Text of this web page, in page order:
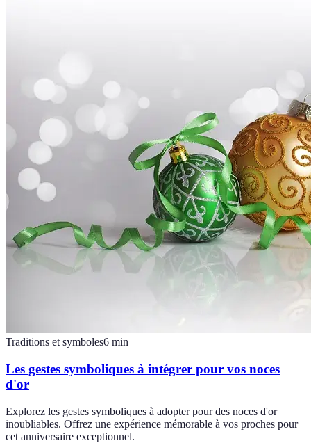
Traditions et symboles6 min
Les gestes symboliques à intégrer pour vos noces
d'or
Explorez les gestes symboliques à adopter pour des noces d'or
inoubliables. Offrez une expérience mémorable à vos proches pour
cet anniversaire exceptionnel.